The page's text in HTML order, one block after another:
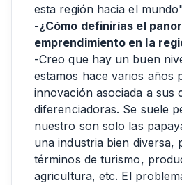
esta región hacia el
-¿Cómo definirías el
emprendimiento en la
-Creo que hay un buen
estamos hace varios años
innovación asociada a sus
diferenciadoras. Se suele
nuestro son solo las
una industria bien diversa,
términos de turismo,
agricultura, etc. El